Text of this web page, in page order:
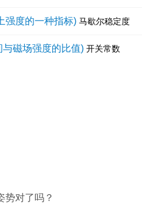
强度的一种指标) 马歇尔稳定度
磁场强度的比值) 开关常数
势对了吗？